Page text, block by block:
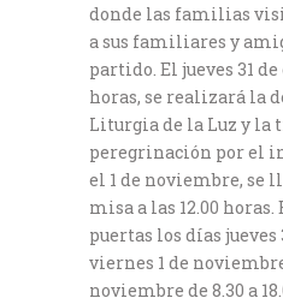
donde las familias
a sus familiares y
partido. El jueves 31 de
horas, se realizará la
Liturgia de la Luz y la
peregrinación por el
el 1 de noviembre, se
misa a las 12.00
puertas los días jueves
viernes 1 de
noviembre de 8.30 a